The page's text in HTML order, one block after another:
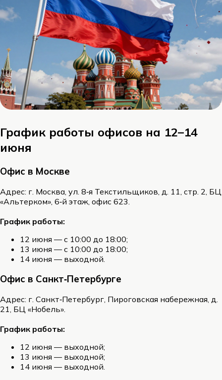
График работы офисов на 12–14
июня
Офис в Москве
Адрес: г. Москва, ул. 8‑я Текстильщиков, д. 11, стр. 2, БЦ
«Альтерком», 6‑й этаж, офис 623.
График работы:
12 июня — с 10:00 до 18:00;
13 июня — с 10:00 до 18:00;
14 июня — выходной.
Офис в Санкт‑Петербурге
Адрес: г. Санкт‑Петербург, Пироговская набережная, д.
21, БЦ «Нобель».
График работы:
12 июня — выходной;
13 июня — выходной;
14 июня — выходной.